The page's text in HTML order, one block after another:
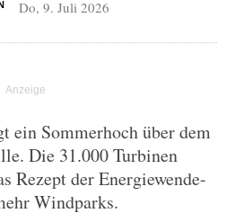
Do, 9. Juli 2026
ein Sommerhoch über dem
Die 31.000 Turbinen
Rezept der Energiewende-
Windparks.